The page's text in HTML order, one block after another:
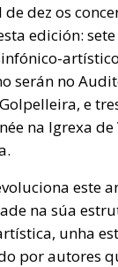
dez os
edición:
serán no
e
na Igrexa de
este
na súa
unha
por autores